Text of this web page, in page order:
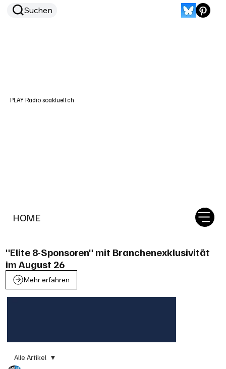
HOME
Suchen
PLAY Radio soaktuell.ch
"Elite 8-Sponsoren" mit Branchenexklusivität
im August 26
Mehr erfahren
Alle Artikel